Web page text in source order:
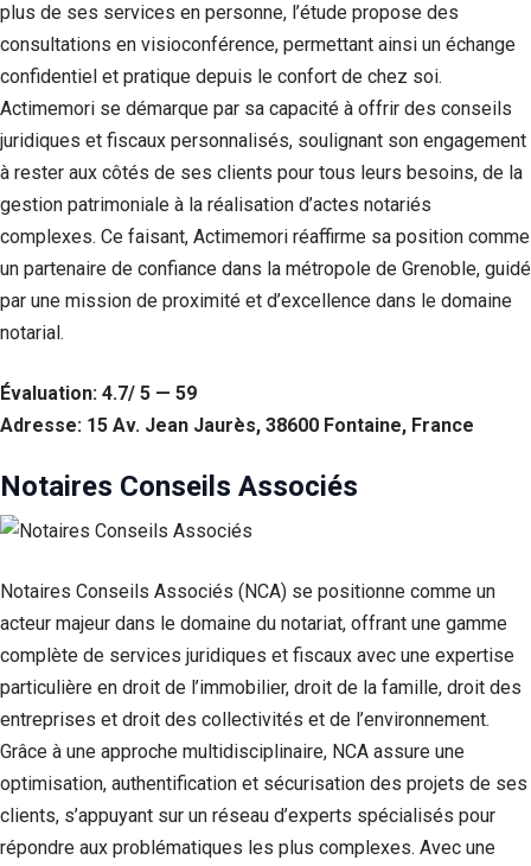
plus de ses services en personne, l’étude propose des
consultations en visioconférence, permettant ainsi un échange
confidentiel et pratique depuis le confort de chez soi.
Actimemori se démarque par sa capacité à offrir des conseils
juridiques et fiscaux personnalisés, soulignant son engagement
à rester aux côtés de ses clients pour tous leurs besoins, de la
gestion patrimoniale à la réalisation d’actes notariés
complexes. Ce faisant, Actimemori réaffirme sa position comme
un partenaire de confiance dans la métropole de Grenoble, guidé
par une mission de proximité et d’excellence dans le domaine
notarial.
Évaluation: 4.7/ 5 — 59
Adresse: 15 Av. Jean Jaurès, 38600 Fontaine, France
Notaires Conseils Associés
Notaires Conseils Associés (NCA) se positionne comme un
acteur majeur dans le domaine du notariat, offrant une gamme
complète de services juridiques et fiscaux avec une expertise
particulière en droit de l’immobilier, droit de la famille, droit des
entreprises et droit des collectivités et de l’environnement.
Grâce à une approche multidisciplinaire, NCA assure une
optimisation, authentification et sécurisation des projets de ses
clients, s’appuyant sur un réseau d’experts spécialisés pour
répondre aux problématiques les plus complexes. Avec une